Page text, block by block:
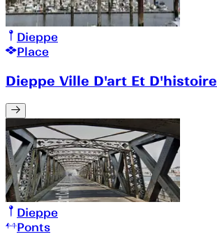
Dieppe
Place
Dieppe Ville D'art Et D'histoire
Dieppe
Ponts